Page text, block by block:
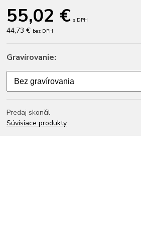
55,02 € s DPH
44,73 € bez DPH
Gravírovanie:
Predaj skončil
Súvisiace produkty